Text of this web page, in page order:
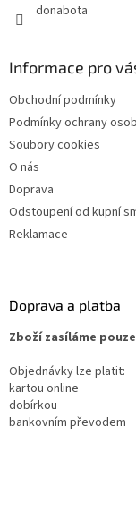
donabota
Informace pro
Obchodní podmínky
Podmínky ochrany
Soubory cookies
O nás
Doprava
Odstoupení od kupní
Reklamace
Doprava a platba
Zboží zasíláme
Objednávky lze platit:
kartou online
dobírkou
bankovním převodem